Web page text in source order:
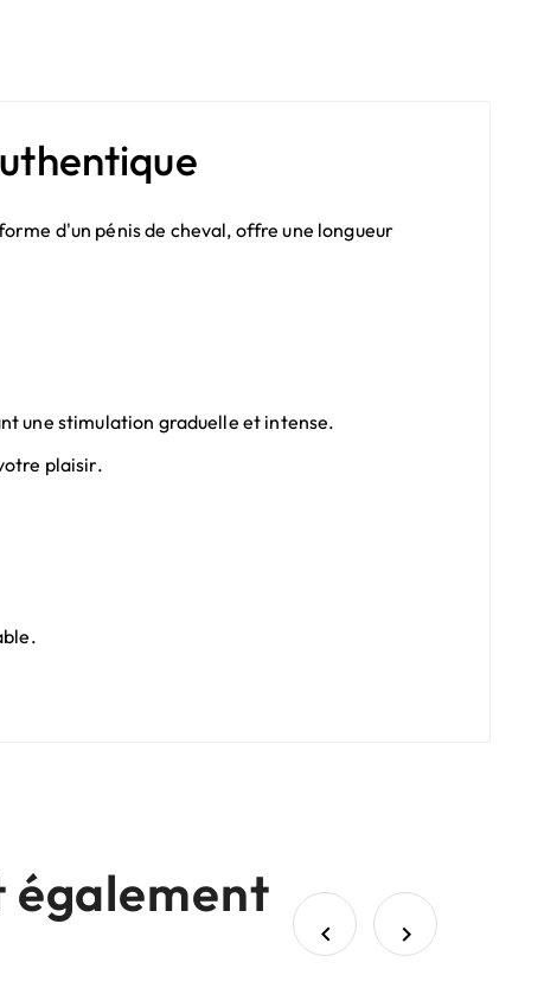
d'un pénis de cheval, offre une longueur
une stimulation graduelle et intense.
plaisir.
également
 